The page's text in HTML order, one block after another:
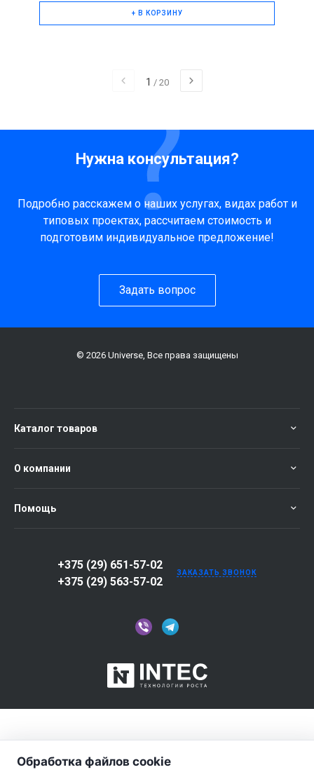
+ В КОРЗИНУ
1 / 20
Нужна консультация?
Подробно расскажем о наших услугах, видах работ и
типовых проектах, рассчитаем стоимость и
подготовим индивидуальное предложение!
Задать вопрос
© 2026 Universe, Все права защищены
Каталог товаров
О компании
Помощь
+375 (29) 651-57-02
+375 (29) 563-57-02
ЗАКАЗАТЬ ЗВОНОК
Обработка файлов cookie